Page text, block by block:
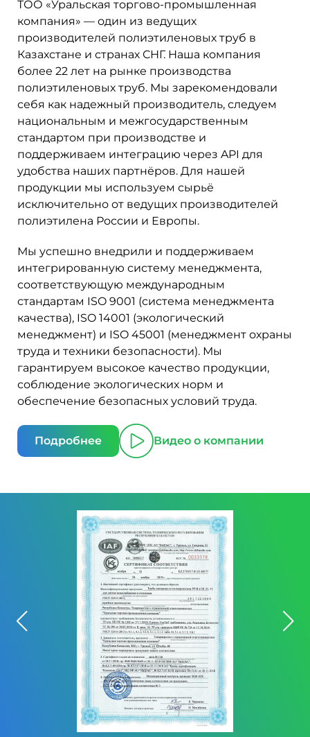
ТОО «Уральская торгово-промышленная
компания» — один из ведущих
производителей полиэтиленовых труб в
Казахстане и странах СНГ. Наша компания
более 22 лет на рынке производства
полиэтиленовых труб. Мы зарекомендовали
себя как надежный производитель, следуем
национальным и межгосударственным
стандартом при производстве и
поддерживаем интеграцию через API для
удобства наших партнёров. Для нашей
продукции мы используем сырьё
исключительно от ведущих производителей
полиэтилена России и Европы.
Мы успешно внедрили и поддерживаем
интегрированную систему менеджмента,
соответствующую международным
стандартам ISO 9001 (система менеджмента
качества), ISO 14001 (экологический
менеджмент) и ISO 45001 (менеджмент охраны
труда и техники безопасности). Мы
гарантируем высокое качество продукции,
соблюдение экологических норм и
обеспечение безопасных условий труда.
Подробнее Видео о компании